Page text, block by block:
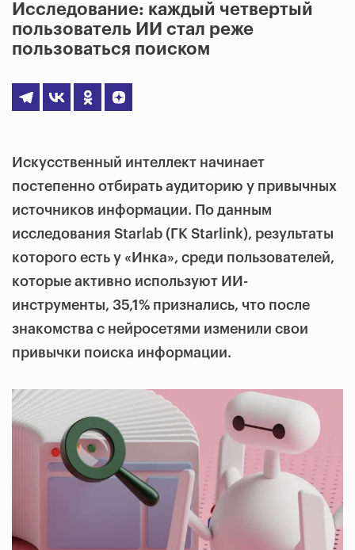
Исследование: каждый четвертый
пользователь ИИ стал реже
пользоваться поиском
Искусственный интеллект начинает
постепенно отбирать аудиторию у привычных
источников информации. По данным
исследования Starlab (ГК Starlink), результаты
которого есть у «Инка», среди пользователей,
которые активно используют ИИ-
инструменты, 35,1% признались, что после
знакомства с нейросетями изменили свои
привычки поиска информации.